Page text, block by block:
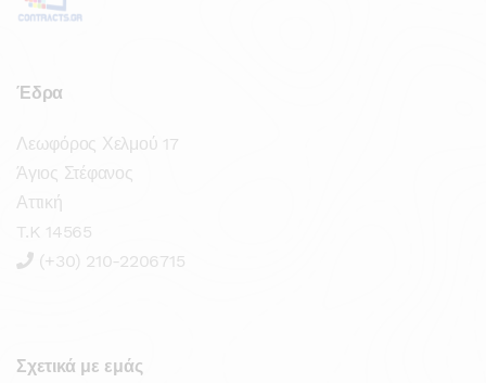
Έδρα
Λεωφόρος Χελμού 17
Άγιος Στέφανος
Αττική
T.K 14565
(+30) 210-2206715
Σχετικά με εμάς